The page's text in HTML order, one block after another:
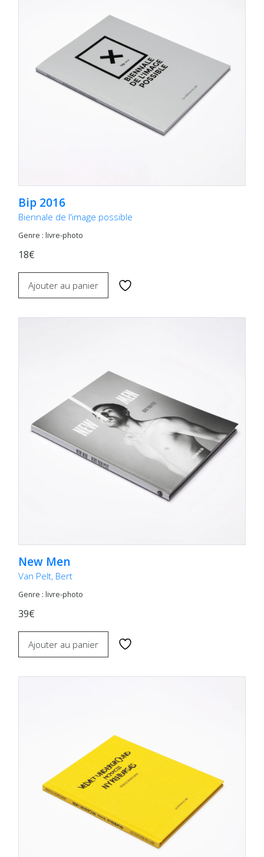
Bip 2016
Biennale de l'image possible
Genre : livre-photo
18€
Ajouter au panier
New Men
Van Pelt, Bert
Genre : livre-photo
39€
Ajouter au panier